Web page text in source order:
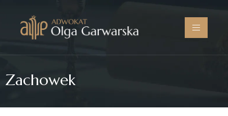
Zachowek